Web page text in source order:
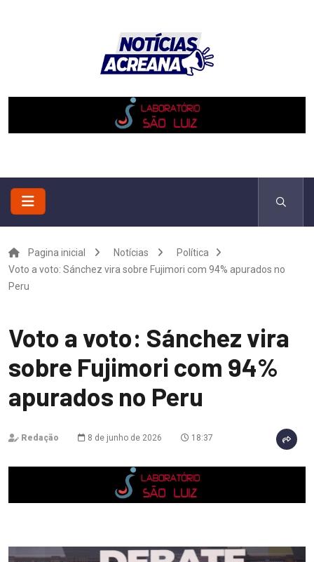
Pagina inicial Notícias
Política
Voto a voto: Sánchez vira sobre Fujimori com 94% apurados no
Peru
Voto a voto: Sánchez vira
sobre Fujimori com 94%
apurados no Peru
Redação 8 de junho de 2026 18:37